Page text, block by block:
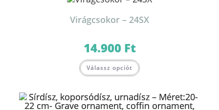
Virágcsokor – 24SX
14.900 Ft
Válassz opciót